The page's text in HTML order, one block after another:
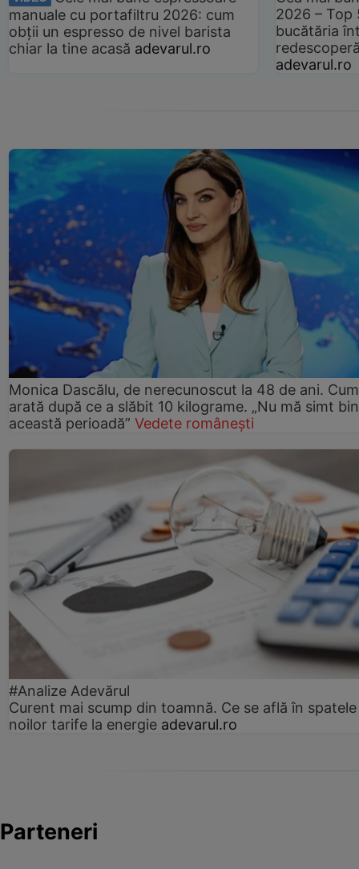
manuale cu portafiltru 2026: cum
obții un espresso de nivel barista
chiar la tine acasă adevarul.ro
2026 –
bucătăria
adevarul.ro
Monica Dascălu, de nerecunoscut la 48 de ani. Cum
arată după ce a slăbit 10 kilograme. „Nu mă simt
această perioadă” Vedete românești
#Analize Adevărul
Curent mai scump din toamnă. Ce se află în spatele
noilor tarife la energie adevarul.ro
Parteneri